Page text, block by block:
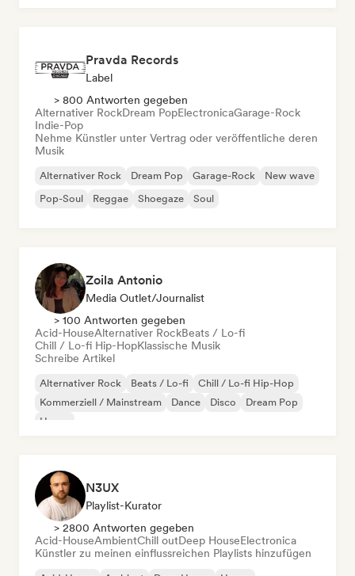
Pravda Records
Label
> 800 Antworten gegeben
Alternativer RockDream PopElectronicaGarage-Rock
Indie-Pop
Nehme Künstler unter Vertrag oder veröffentliche deren
Musik
Alternativer Rock Dream Pop Garage-Rock
New wave
Pop-Soul
Reggae Shoegaze Soul
Zoila Antonio
Media Outlet/Journalist
> 100 Antworten gegeben
Acid-HouseAlternativer RockBeats / Lo-fi
Chill / Lo-fi Hip-HopKlassische Musik
Schreibe Artikel
Alternativer Rock Beats / Lo-fi
Chill / Lo-fi Hip-Hop
Kommerziell / Mainstream
Dance Disco
Dream Pop
House
N3UX
Playlist-Kurator
> 2800 Antworten gegeben
Acid-HouseAmbientChill outDeep HouseElectronica
Künstler zu meinen einflussreichen Playlists hinzufügen